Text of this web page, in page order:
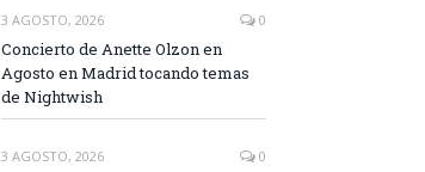
3 AGOSTO, 2026 0
Concierto de Anette Olzon en
Agosto en Madrid tocando temas
de Nightwish
3 AGOSTO, 2026 0